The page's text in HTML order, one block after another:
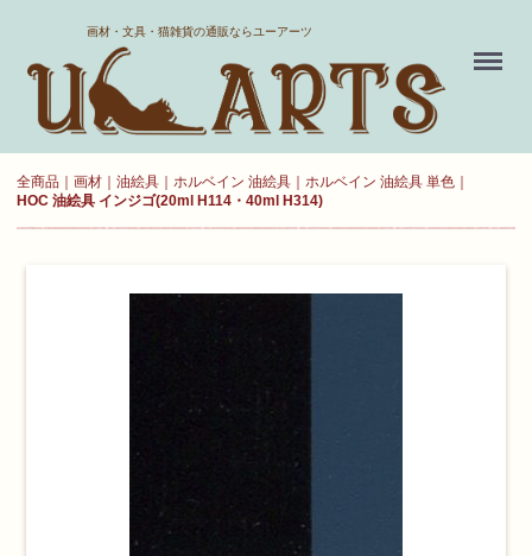
画材・文具・猫雑貨の通販ならユーアーツ
Menu
全商品 画材 油絵具 ホルベイン 油絵具
ホルベイン 油絵具 単色
HOC 油絵具 インジゴ(20ml H114・40ml H314)
ホーム
送料について
新規会員登録